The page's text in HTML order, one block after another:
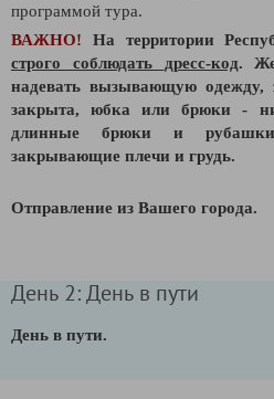
программой тура.
ВАЖНО!
На территории
строго соблюдать дресс-код.
надевать вызывающую одежду,
закрыта, юбка или брюки -
длинные брюки и
закрывающие плечи и грудь.
Отправление из Вашего города.
День 2: День в пути
День в пути.